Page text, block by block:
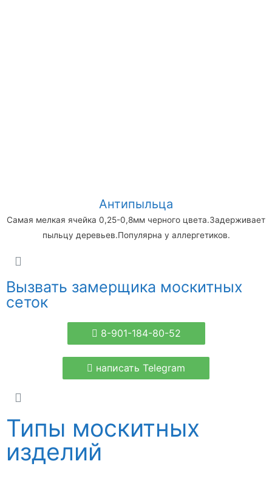
Антипыльца
Самая мелкая ячейка 0,25-0,8мм черного цвета.Задерживает
пыльцу деревьев.Популярна у аллергетиков.
Вызвать замерщика москитных
сеток
8-901-184-80-52
написать Telegram
Типы москитных
изделий